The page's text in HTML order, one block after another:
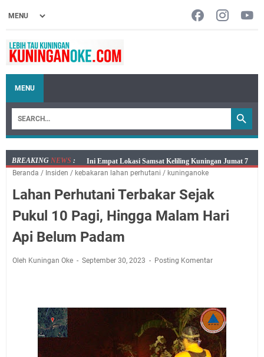
MENU
BREAKING NEWS :
Jumat 7 Agustus 2026 Mobil SIM Keliling Ada di
Kecamatan Sindangagung
Embun Pagi Jumat 8 Agustus 2026: Jika Keberkahan
Kelaparan Meskipun Memiliki Sekarung Penuh Uang
Salat Lima Waktu itu Bukan Cuma Kewajiban, Tapi
Jadwal Salat Wilayah Kuningan Jumat 7 Agustus 2026
Warga Mulai Kesulitan Air Bersih Akibat Kekeringan,
Polres Kuningan dan PAM Tirta Kamuning Salurakan
Uniku Jadi Tuan Rumah Pendampingan Penyusunan
Beranda / Insiden / kebakaran lahan perhutani / kuninganoke
Lahan Perhutani Terbakar Sejak
Pukul 10 Pagi, Hingga Malam Hari
Api Belum Padam
Oleh Kuningan Oke September 30, 2023 Posting Komentar